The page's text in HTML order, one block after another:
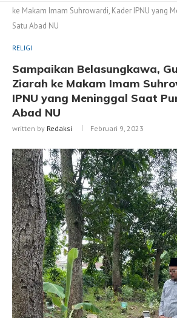
ke Makam Imam Suhrowardi, Kader IPNU yang
Satu Abad NU
RELIGI
Sampaikan Belasungkawa,
Ziarah ke Makam Imam
IPNU yang Meninggal Saat
Abad NU
written by Redaksi Februari 9, 2023